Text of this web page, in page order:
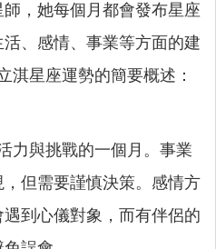
，她每個月都會發布星座
、感情、事業等方面的建
淇星座運勢的簡要概述：
力與挑戰的一個月。事業
但需要謹慎決策。感情方
到心儀對象，而有伴侶的